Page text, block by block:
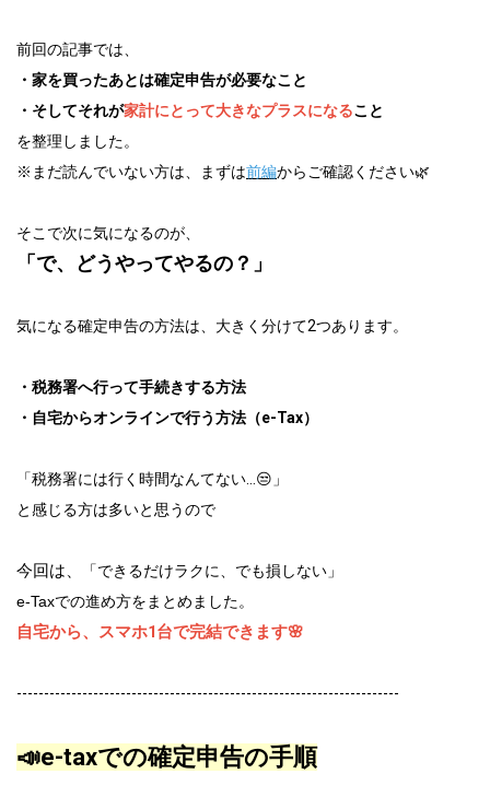
前回の記事では、
・家を買ったあとは確定申告が必要なこと
・そしてそれが家計にとって大きなプラスになること
を整理しました。
※まだ読んでいない方は、まずは前編からご確認ください🌿
そこで次に気になるのが、
「で、どうやってやるの？」
気になる確定申告の方法は、大きく分けて2つあります。
・税務署へ行って手続きする方法
・自宅からオンラインで行う方法（e-Tax）
「税務署には行く時間なんてない…😒」
と感じる方は多いと思うので
今回は、
「できるだけラクに、でも損しない」
e-Taxでの進め方をまとめました。
自宅から、スマホ1台で完結できます🌸
----------------------------------------------------------------------
📣e-taxでの確定申告の手順